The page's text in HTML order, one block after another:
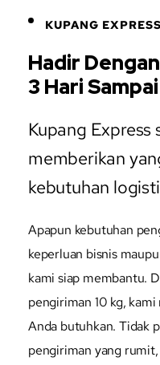
KUPANG EXPRESS
Hadir
3 Hari
Kupang
memberikan
kebutuhan
Apapun kebutuhan
keperluan bisnis
kami siap membantu.
pengiriman 10 kg,
Anda butuhkan. Tidak
pengiriman yang